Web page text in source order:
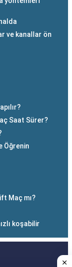
ve kanallar ön
Saat Sürer?
Öğrenin
Maç mı?
koşabilir